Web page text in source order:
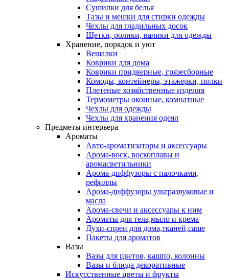
Сушилки для белья
Тазы и мешки для стирки одежды
Чехлы для гладильных досок
Щетки, ролики, валики для одежды
Хранение, порядок и уют
Вешалки
Коврики для дома
Коврики придверные, грязесборные
Комоды, контейнеры, этажерки, полки
Плетеные хозяйственные изделия
Термометры оконные, комнатные
Чехлы для одежды
Чехлы для хранения одеял
Предметы интерьера
Ароматы
Авто-ароматизаторы и аксессуары
Арома-воск, воскоплавы и
аромасветильники
Арома-диффузоры с палочками,
рефиллы
Арома-диффузоры ультразвуковые и
масла
Арома-свечи и аксессуары к ним
Ароматы для тела,мыло и крема
Духи-спреи для дома,тканей,саше
Пакеты для ароматов
Вазы
Вазы для цветов, кашпо, колонны
Вазы и блюда декоративные
Искусственные цветы и фрукты